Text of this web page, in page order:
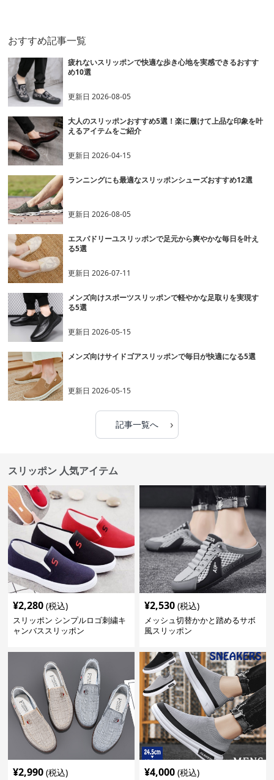
おすすめ記事一覧
疲れないスリッポンで快適な歩き心地を実感できるおすす
め10選
更新日2026-08-05
大人のスリッポンおすすめ5選！楽に履けて上品な印象を叶
えるアイテムをご紹介
更新日2026-04-15
ランニングにも最適なスリッポンシューズおすすめ12選
更新日2026-08-05
エスパドリーユスリッポンで足元から爽やかな毎日を叶え
る5選
更新日2026-07-11
メンズ向けスポーツスリッポンで軽やかな足取りを実現す
る5選
更新日2026-05-15
メンズ向けサイドゴアスリッポンで毎日が快適になる5選
更新日2026-05-15
記事一覧へ ›
スリッポン 人気アイテム
¥2,280 (税込)
スリッポン シンプルロゴ刺繍キ
ャンバススリッポン
¥2,530 (税込)
メッシュ切替かかと踏めるサボ
風スリッポン
¥2,990 (税込) ¥4,000 (税込)